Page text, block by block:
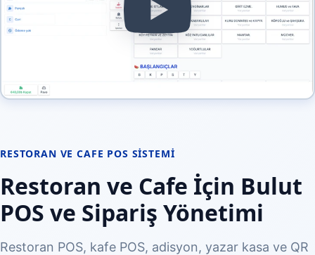
RESTORAN VE CAFE POS SISTEMI
Restoran ve Cafe İçin Bulut
POS ve Sipariş Yönetimi
Restoran POS, kafe POS, adisyon, yazar kasa ve QR